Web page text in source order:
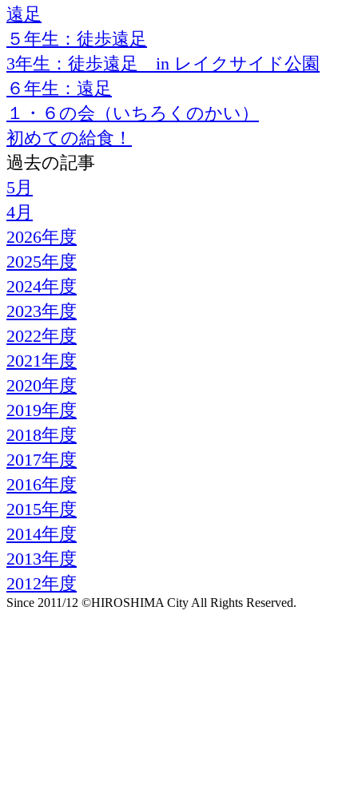
遠足
５年生：徒歩遠足
3年生：徒歩遠足 in レイクサイド公園
６年生：遠足
１・６の会（いちろくのかい）
初めての給食！
過去の記事
5月
4月
2026年度
2025年度
2024年度
2023年度
2022年度
2021年度
2020年度
2019年度
2018年度
2017年度
2016年度
2015年度
2014年度
2013年度
2012年度
Since 2011/12 ©HIROSHIMA City All Rights Reserved.